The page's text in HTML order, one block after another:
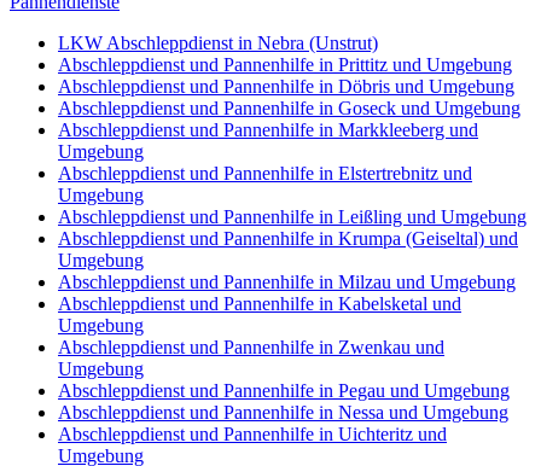
LKW Abschleppdienst in Nebra (Unstrut)
Abschleppdienst und Pannenhilfe in Prittitz und Umgebung
Abschleppdienst und Pannenhilfe in Döbris und Umgebung
Abschleppdienst und Pannenhilfe in Goseck und Umgebung
Abschleppdienst und Pannenhilfe in Markkleeberg und
Umgebung
Abschleppdienst und Pannenhilfe in Elstertrebnitz und
Umgebung
Abschleppdienst und Pannenhilfe in Leißling und Umgebung
Abschleppdienst und Pannenhilfe in Krumpa (Geiseltal) und
Umgebung
Abschleppdienst und Pannenhilfe in Milzau und Umgebung
Abschleppdienst und Pannenhilfe in Kabelsketal und
Umgebung
Abschleppdienst und Pannenhilfe in Zwenkau und
Umgebung
Abschleppdienst und Pannenhilfe in Pegau und Umgebung
Abschleppdienst und Pannenhilfe in Nessa und Umgebung
Abschleppdienst und Pannenhilfe in Uichteritz und
Umgebung